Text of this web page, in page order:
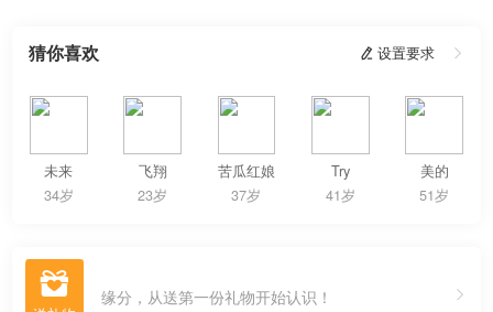
猜你喜欢  设置要求 
未来
34岁
飞翔
23岁
苦瓜红娘
37岁
Try
41岁
美的
51岁
 缘分，从送第一份礼物开始认识！